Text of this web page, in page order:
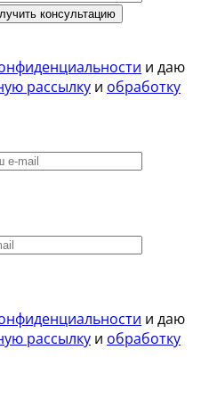
консультацию
и даю
рассылку и обработку
и даю
рассылку и обработку